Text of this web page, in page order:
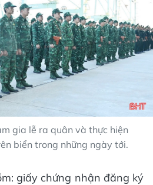
gia lễ ra quân và thực hiện
biển trong những ngày tới.
giấy chứng nhận đăng ký